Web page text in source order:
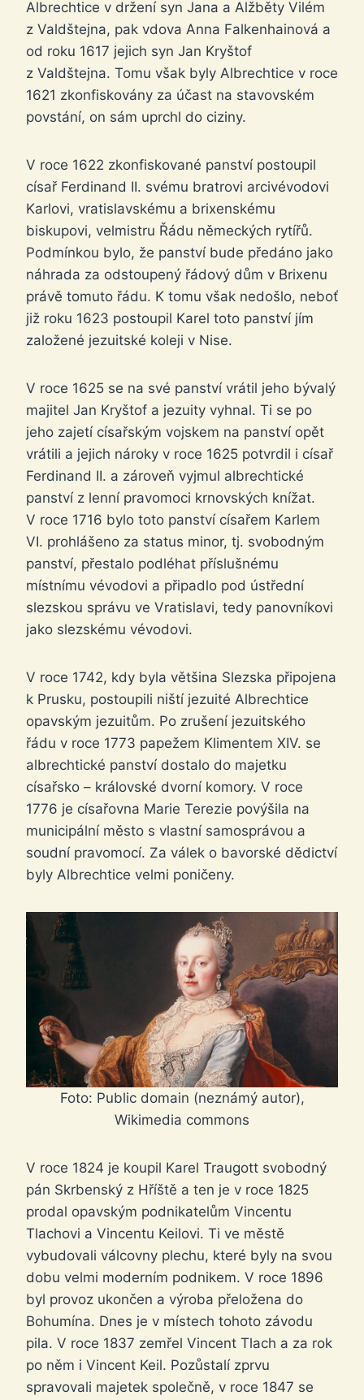
Albrechtice v držení syn Jana a Alžběty Vilém
z Valdštejna, pak vdova Anna Falkenhainová a
od roku 1617 jejich syn Jan Kryštof
z Valdštejna. Tomu však byly Albrechtice v roce
1621 zkonfiskovány za účast na stavovském
povstání, on sám uprchl do ciziny.
V roce 1622 zkonfiskované panství postoupil
císař Ferdinand II. svému bratrovi arcivévodovi
Karlovi, vratislavskému a brixenskému
biskupovi, velmistru Řádu německých rytířů.
Podmínkou bylo, že panství bude předáno jako
náhrada za odstoupený řádový dům v Brixenu
právě tomuto řádu. K tomu však nedošlo, neboť
již roku 1623 postoupil Karel toto panství jím
založené jezuitské koleji v Nise.
V roce 1625 se na své panství vrátil jeho bývalý
majitel Jan Kryštof a jezuity vyhnal. Ti se po
jeho zajetí císařským vojskem na panství opět
vrátili a jejich nároky v roce 1625 potvrdil i císař
Ferdinand II. a zároveň vyjmul albrechtické
panství z lenní pravomoci krnovských knížat.
V roce 1716 bylo toto panství císařem Karlem
VI. prohlášeno za status minor, tj. svobodným
panství, přestalo podléhat příslušnému
místnímu vévodovi a připadlo pod ústřední
slezskou správu ve Vratislavi, tedy panovníkovi
jako slezskému vévodovi.
V roce 1742, kdy byla většina Slezska připojena
k Prusku, postoupili niští jezuité Albrechtice
opavským jezuitům. Po zrušení jezuitského
řádu v roce 1773 papežem Klimentem XIV. se
albrechtické panství dostalo do majetku
císařsko – královské dvorní komory. V roce
1776 je císařovna Marie Terezie povýšila na
municipální město s vlastní samosprávou a
soudní pravomocí. Za válek o bavorské dědictví
byly Albrechtice velmi poničeny.
Foto: Public domain (neznámý autor),
Wikimedia commons
V roce 1824 je koupil Karel Traugott svobodný
pán Skrbenský z Hříště a ten je v roce 1825
prodal opavským podnikatelům Vincentu
Tlachovi a Vincentu Keilovi. Ti ve městě
vybudovali válcovny plechu, které byly na svou
dobu velmi moderním podnikem. V roce 1896
byl provoz ukončen a výroba přeložena do
Bohumína. Dnes je v místech tohoto závodu
pila. V roce 1837 zemřel Vincent Tlach a za rok
po něm i Vincent Keil. Pozůstalí zprvu
spravovali majetek společně, v roce 1847 se